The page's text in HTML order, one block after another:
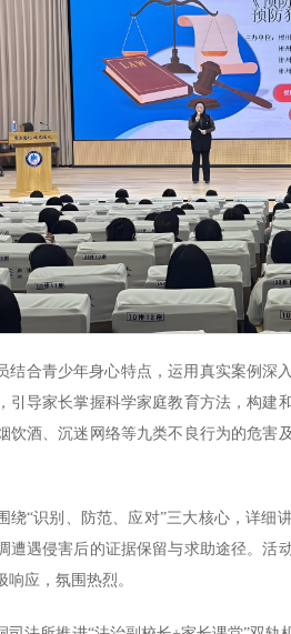
结合青少年身心特点，运用真实案例深
引导家长掌握科学家庭教育方法，构建
饮酒、沉迷网络等九类不良行为的危害
绕“识别、防范、应对”三大核心，详细
遭遇侵害后的证据保留与求助途径。活
应，氛围热烈。